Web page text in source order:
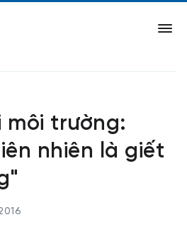
môi trường:
nhiên là giết